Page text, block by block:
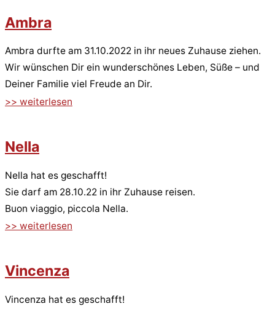
Ambra
Ambra durfte am 31.10.2022 in ihr neues Zuhause ziehen.
Wir wünschen Dir ein wunderschönes Leben, Süße – und
Deiner Familie viel Freude an Dir.
>> weiterlesen
Nella
Nella hat es geschafft!
Sie darf am 28.10.22 in ihr Zuhause reisen.
Buon viaggio, piccola Nella.
>> weiterlesen
Vincenza
Vincenza hat es geschafft!